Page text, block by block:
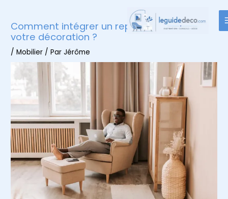
contenu
Comment intégrer un repose-pieds dans
votre décoration ?
/Mobilier / ParJérôme